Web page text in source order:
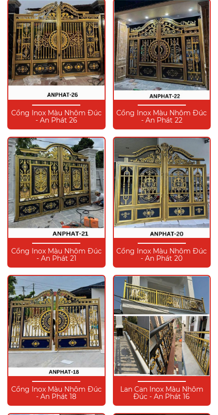
Cổng Inox Màu Nhôm Đúc
- An Phát 26
Cổng Inox Màu Nhôm Đúc
- An Phát 22
Cổng Inox Màu Nhôm Đúc
- An Phát 21
Cổng Inox Màu Nhôm Đúc
- An Phát 20
Cổng Inox Màu Nhôm Đúc
- An Phát 18
Lan Can Inox Màu Nhôm
Đúc - An Phát 16